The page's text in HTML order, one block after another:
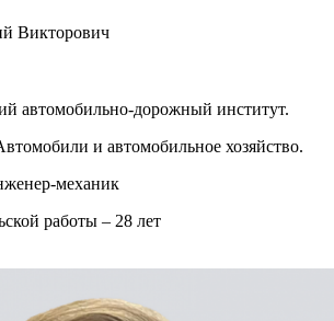
Викторович
автомобильно-дорожный институт.
и автомобильное хозяйство.
механик
работы – 28 лет